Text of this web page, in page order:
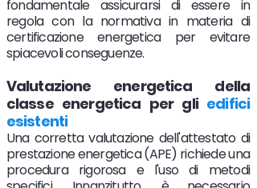
fondamentale assicurarsi di essere in
regola con la normativa in materia di
certificazione energetica per evitare
spiacevoli conseguenze.
Valutazione energetica della
classe energetica per gli edifici
esistenti
Una corretta valutazione dell'attestato di
prestazione energetica (APE) richiede una
procedura rigorosa e l'uso di metodi